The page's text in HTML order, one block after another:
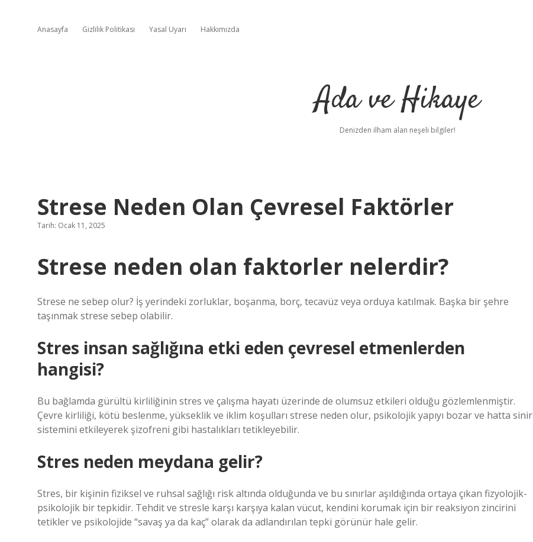
Anasayfa Gizlilik Politikası Yasal Uyarı Hakkımızda
Ada ve Hikaye
Denizden ilham alan neşeli bilgiler!
Strese Neden Olan Çevresel Faktörler
Tarih: Ocak 11, 2025
Strese neden olan faktorler nelerdir?
Strese ne sebep olur? İş yerindeki zorluklar, boşanma, borç, tecavüz veya orduya katılmak. Başka bir şehre
taşınmak strese sebep olabilir.
Stres insan sağlığına etki eden çevresel etmenlerden
hangisi?
Bu bağlamda gürültü kirliliğinin stres ve çalışma hayatı üzerinde de olumsuz etkileri olduğu gözlemlenmiştir.
Çevre kirliliği, kötü beslenme, yükseklik ve iklim koşulları strese neden olur, psikolojik yapıyı bozar ve hatta sinir
sistemini etkileyerek şizofreni gibi hastalıkları tetikleyebilir.
Stres neden meydana gelir?
Stres, bir kişinin fiziksel ve ruhsal sağlığı risk altında olduğunda ve bu sınırlar aşıldığında ortaya çıkan fizyolojik-
psikolojik bir tepkidir. Tehdit ve stresle karşı karşıya kalan vücut, kendini korumak için bir reaksiyon zincirini
tetikler ve psikolojide “savaş ya da kaç” olarak da adlandırılan tepki görünür hale gelir.